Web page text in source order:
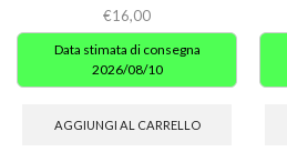
€16,00
Data stimata di consegna
2026/08/10
AGGIUNGI AL CARRELLO